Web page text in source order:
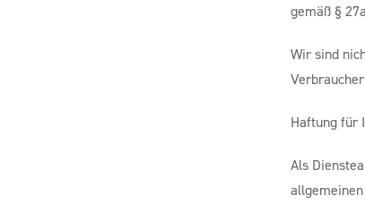
gemäß §
Wir sind
Haftung für
Als